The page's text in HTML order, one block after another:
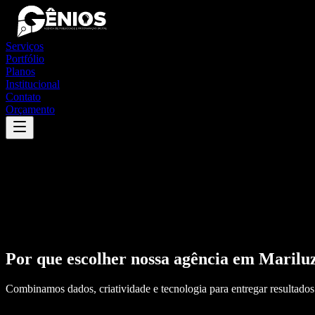
Serviços
Portfólio
Planos
Institucional
Contato
Orçamento
Por que escolher nossa agência em
Combinamos dados, criatividade e tecnologia para entregar